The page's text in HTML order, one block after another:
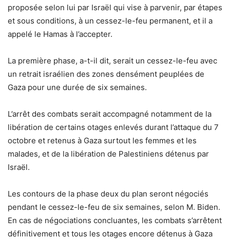
proposée selon lui par Israël qui vise à parvenir, par étapes
et sous conditions, à un cessez-le-feu permanent, et il a
appelé le Hamas à l’accepter.
La première phase, a-t-il dit, serait un cessez-le-feu avec
un retrait israélien des zones densément peuplées de
Gaza pour une durée de six semaines.
L’arrêt des combats serait accompagné notamment de la
libération de certains otages enlevés durant l’attaque du 7
octobre et retenus à Gaza surtout les femmes et les
malades, et de la libération de Palestiniens détenus par
Israël.
Les contours de la phase deux du plan seront négociés
pendant le cessez-le-feu de six semaines, selon M. Biden.
En cas de négociations concluantes, les combats s’arrêtent
définitivement et tous les otages encore détenus à Gaza